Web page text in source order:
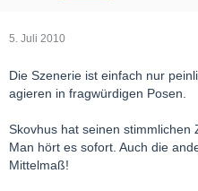
5. Juli 2010
Die Szenerie ist einfach nur
agieren in fragwürdigen Posen.
Skovhus hat seinen stimmlichen
Man hört es sofort. Auch die
Mittelmaß!